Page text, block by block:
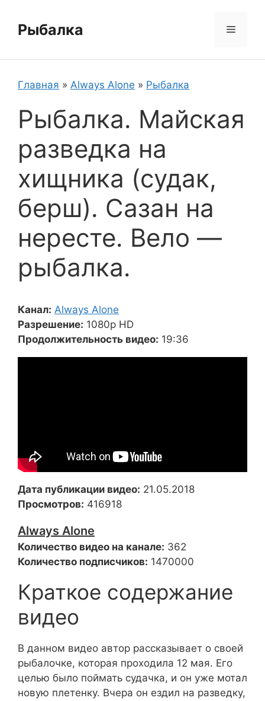
содержимому
Рыбалка Меню
Главная » Always Alone » Рыбалка
Рыбалка. Майская
разведка на
хищника (судак,
берш). Сазан на
нересте. Вело —
рыбалка.
Канал: Always Alone
Разрешение: 1080p HD
Продолжительность видео: 19:36
Дата публикации видео: 21.05.2018
Просмотров: 416918
Always Alone
Количество видео на канале: 362
Количество подписчиков: 1470000
Краткое содержание
видео
В данном видео автор рассказывает о своей
рыбалочке, которая проходила 12 мая. Его
целью было поймать судачка, и он уже мотал
новую плетенку. Вчера он ездил на разведку,